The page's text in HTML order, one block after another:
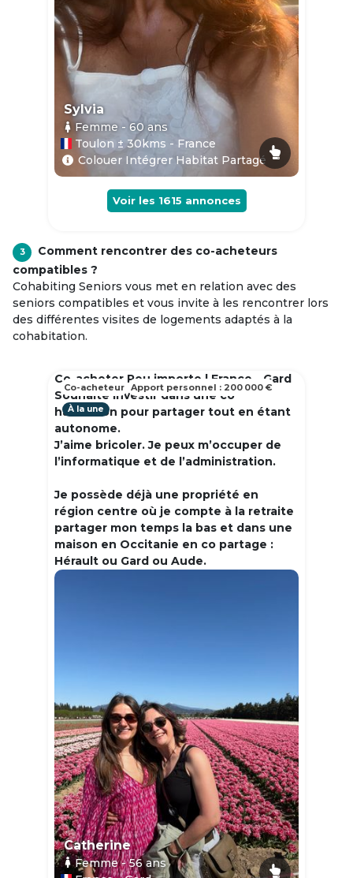
Sylvia
Femme - 60ans
Toulon ± 30kms - France
Colouer Intégrer Habitat Partagé
Voir les 1615 annonces
3
Comment rencontrer des co-acheteurs
compatibles ?
Cohabiting Seniors vous met en relation avec des
seniors compatibles et vous invite à les rencontrer lors
des différentes visites de logements adaptés à la
cohabitation.
Co-acheter Peu importe | France - Gard
Souhaite investir dans une co
habitation pour partager tout en étant
autonome.
J’aime bricoler. Je peux m’occuper de
l’informatique et de l’administration.
Je possède déjà une propriété en
région centre où je compte à la retraite
partager mon temps la bas et dans une
maison en Occitanie en co partage :
Hérault ou Gard ou Aude.
À la une
Catherine
Femme- 56ans
Co-acheteur Apport personnel : 200 000 €